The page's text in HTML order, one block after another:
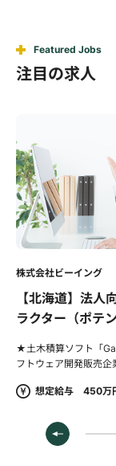
Featured Jobs
注目の求人
インスト
開しているソ
株式
【
営
東証
◎